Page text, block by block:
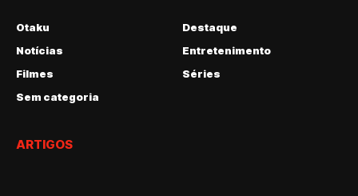
Otaku
Destaque
Notícias
Entretenimento
Filmes
Séries
Sem categoria
ARTIGOS